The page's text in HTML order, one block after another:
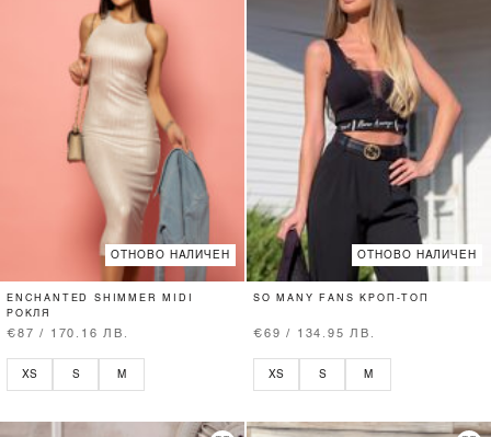
ОТНОВО НАЛИЧЕН
ENCHANTED SHIMMER MIDI
РОКЛЯ
€87 / 170.16 ЛВ.
XS S M
ОТНОВО НАЛИЧЕН
SO MANY FANS КРОП-ТОП
€69 / 134.95 ЛВ.
XS S M